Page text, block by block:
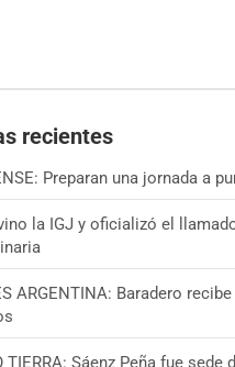
recientes
Preparan una jornada a
la IGJ y oficializó el
ARGENTINA: Baradero
TIERRA: Sáenz Peña fue sede